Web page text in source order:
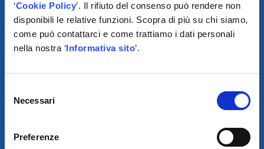
‘Cookie Policy’. Il rifiuto del consenso può rendere non
disponibili le relative funzioni. Scopra di più su chi siamo,
come può contattarci e come trattiamo i dati personali
nella nostra ‘Informativa sito’.
delNecessari
Preferenze
SCARICA IL PROGRAMMA
XMASTER È UN MARCHIO DI AUTODIS ITALIA HOLDING